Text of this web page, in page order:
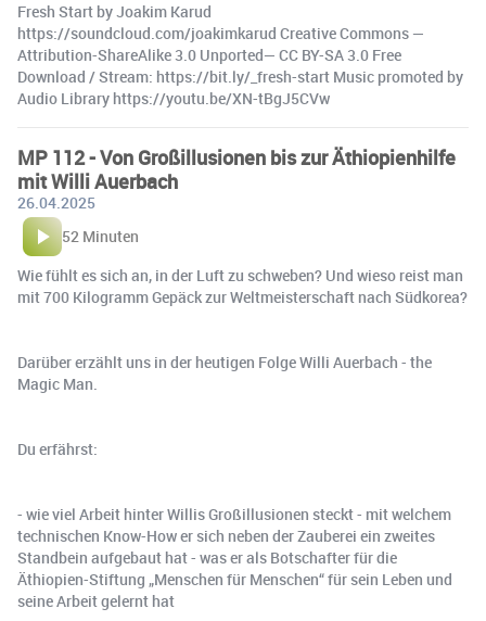
Fresh Start by Joakim Karud
https://soundcloud.com/joakimkarud Creative Commons —
Attribution-ShareAlike 3.0 Unported— CC BY-SA 3.0 Free
Download / Stream: https://bit.ly/_fresh-start Music promoted by
Audio Library https://youtu.be/XN-tBgJ5CVw
MP 112 - Von Großillusionen bis zur Äthiopienhilfe
mit Willi Auerbach
26.04.2025
52 Minuten
Wie fühlt es sich an, in der Luft zu schweben? Und wieso reist man
mit 700 Kilogramm Gepäck zur Weltmeisterschaft nach Südkorea?
Darüber erzählt uns in der heutigen Folge Willi Auerbach - the
Magic Man.
Du erfährst:
- wie viel Arbeit hinter Willis Großillusionen steckt - mit welchem
technischen Know-How er sich neben der Zauberei ein zweites
Standbein aufgebaut hat - was er als Botschafter für die
Äthiopien-Stiftung „Menschen für Menschen“ für sein Leben und
seine Arbeit gelernt hat